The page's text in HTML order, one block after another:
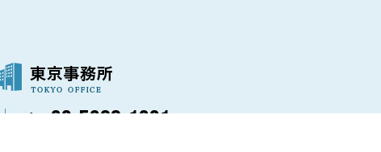
03-5288-1021